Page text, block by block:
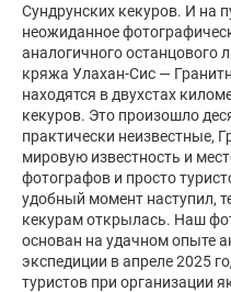
Сундрунских кекуров. И на
неожиданное
аналогичного останцового
кряжа Улахан-Сис —
находятся в двухстах
кекуров. Это произошло
практически неизвестные,
мировую известность и
фотографов и просто
удобный момент наступил,
кекурам открылась. Наш
основан на удачном опыте
экспедиции в апреле 2025
туристов при организации